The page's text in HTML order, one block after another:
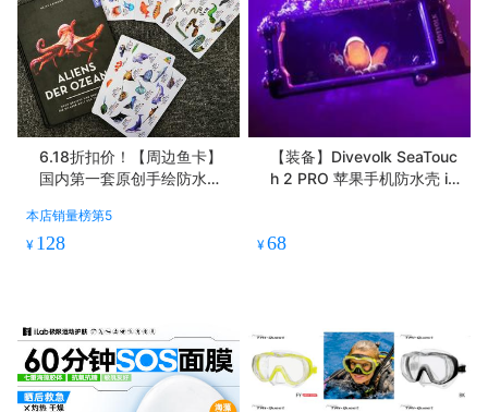
6.18折扣价！【周边鱼卡】
国内第一套原创手绘防水鱼
物 附防水手写板
本店销量榜第5
¥ 128
【装备】Divevolk SeaTouc
h 2 PRO 苹果手机防水壳 ip
¥68